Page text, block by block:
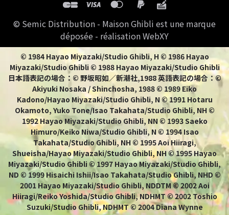
© Semic Distribution - Maison Ghibli est une marque
déposée - réalisation WebXY
© 1984 Hayao Miyazaki/Studio Ghibli, H © 1986 Hayao
Miyazaki/Studio Ghibli © 1988 Hayao Miyazaki/Studio Ghibli
日本語表記の場合：© 野坂昭如／新潮社,1988 英語表記の場合：©
Akiyuki Nosaka / Shinchosha, 1988 © 1989 Eiko
Kadono/Hayao Miyazaki/Studio Ghibli, N © 1991 Hotaru
Okamoto, Yuko Tone/Isao Takahata/Studio Ghibli, NH ©
1992 Hayao Miyazaki/Studio Ghibli, NN © 1993 Saeko
Himuro/Keiko Niwa/Studio Ghibli, N © 1994 Isao
Takahata/Studio Ghibli, NH © 1995 Aoi Hiiragi,
Shueisha/Hayao Miyazaki/Studio Ghibli, NH © 1995 Hayao
Miyazaki/Studio Ghibli © 1997 Hayao Miyazaki/Studio Ghibli,
ND © 1999 Hisaichi Ishii/Isao Takahata/Studio Ghibli, NHD ©
2001 Hayao Miyazaki/Studio Ghibli, NDDTM © 2002 Aoi
Hiiragi/Reiko Yoshida/Studio Ghibli, NDHMT © 2002 Toshio
Suzuki/Studio Ghibli, NDHMT © 2004 Diana Wynne